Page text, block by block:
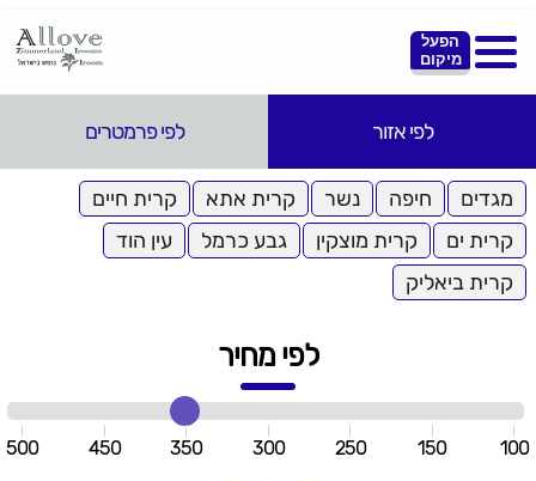
הפעל
מיקום
לפי אזור לפי פרמטרים
מגדים חיפה נשר קרית אתא
קרית חיים
קרית ים
קרית מוצקין גבע כרמל
עין הוד
קרית ביאליק
לפי מחיר
100
150
250
300
350
450
500